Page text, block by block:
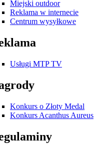
Miejski outdoor
Reklama w internecie
Centrum wysyłkowe
Usługi MTP TV
Konkurs o Złoty Medal
Konkurs Acanthus Aureus